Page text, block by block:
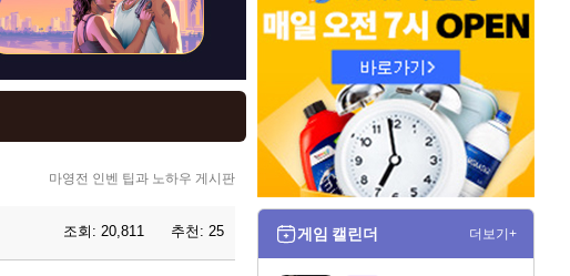
마영전 인벤 팁과 노하우 게시판
조회: 20,811 추천: 25 게임 캘린더 더보기+